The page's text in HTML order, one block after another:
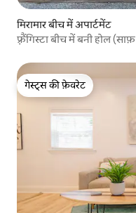
मिरामार बीच में अपार्टमेंट
फ़्रैंगिस्टा बीच में बनी होल
गेस्ट्स की फ़ेवरेट
गेस्ट्स की फ़ेवरेट